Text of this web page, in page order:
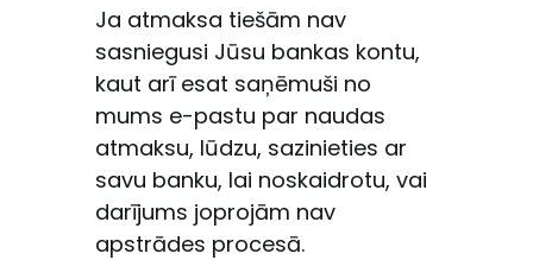
Ja atmaksa tiešām nav
sasniegusi Jūsu bankas kontu,
kaut arī esat saņēmuši no
mums e-pastu par naudas
atmaksu, lūdzu, sazinieties ar
savu banku, lai noskaidrotu, vai
darījums joprojām nav
apstrādes procesā.